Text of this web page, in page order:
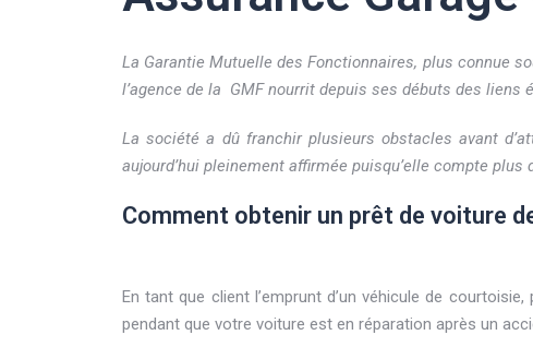
La Garantie Mutuelle des Fonctionnaires, plus connue
l’agence de la GMF nourrit depuis ses débuts des
La société a dû franchir plusieurs obstacles avant
aujourd’hui pleinement affirmée puisqu’elle compte
Comment obtenir un prêt de voiture
En tant que client l’emprunt d’un véhicule de
pendant que votre voiture est en réparation après un